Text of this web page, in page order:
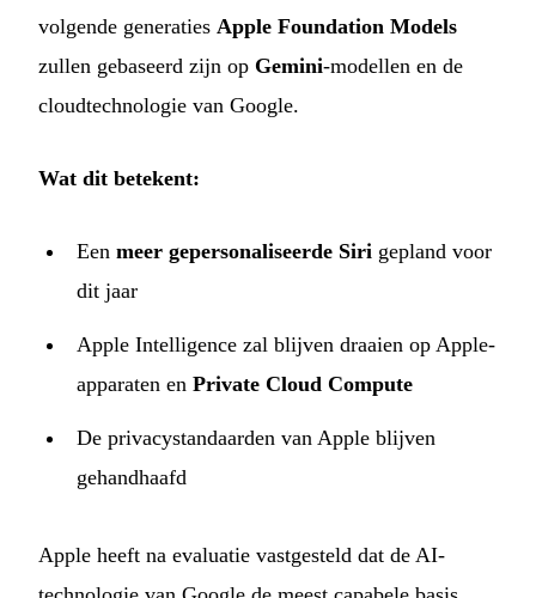
volgende generaties Apple Foundation Models
zullen gebaseerd zijn op Gemini-modellen en de
cloudtechnologie van Google.
Wat dit betekent:
Een meer gepersonaliseerde Siri gepland voor
dit jaar
Apple Intelligence zal blijven draaien op Apple-
apparaten en Private Cloud Compute
De privacystandaarden van Apple blijven
gehandhaafd
Apple heeft na evaluatie vastgesteld dat de AI-